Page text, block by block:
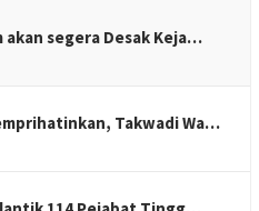
akan segera Desak Keja…
Takwadi Wa…